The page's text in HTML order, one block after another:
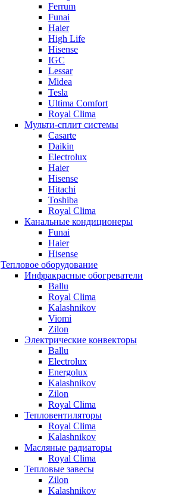
Ferrum
Funai
Haier
High Life
Hisense
IGC
Lessar
Midea
Tesla
Ultima Comfort
Royal Clima
Мульти-сплит системы
Casarte
Daikin
Electrolux
Haier
Hisense
Hitachi
Toshiba
Royal Clima
Канальные кондиционеры
Funai
Haier
Hisense
Тепловое оборудование
Инфракрасные обогреватели
Ballu
Royal Clima
Kalashnikov
Viomi
Zilon
Электрические конвекторы
Ballu
Electrolux
Energolux
Kalashnikov
Zilon
Royal Clima
Тепловентиляторы
Royal Clima
Kalashnikov
Масляные радиаторы
Royal Clima
Тепловые завесы
Zilon
Kalashnikov